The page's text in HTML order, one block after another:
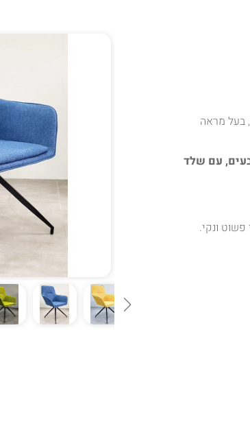
בעל מראה
עם שלד
ונקי.